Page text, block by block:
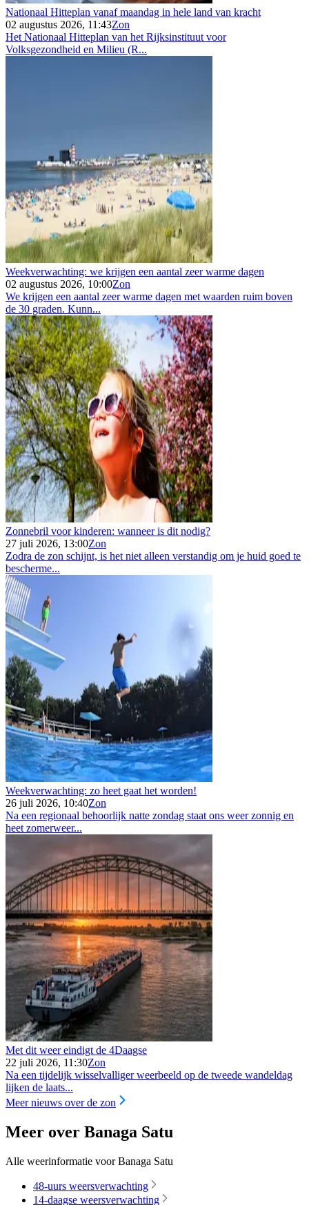
Nationaal Hitteplan vanaf maandag in hele land van kracht
02 augustus 2026, 11:43Zon
Het Nationaal Hitteplan van het Rijksinstituut voor
Volksgezondheid en Milieu (R...
Weekverwachting: we krijgen een aantal zeer warme dagen
02 augustus 2026, 10:00Zon
We krijgen een aantal zeer warme dagen met waarden ruim boven
de 30 graden. Kunn...
Zonnebril voor kinderen: wanneer is dit nodig?
27 juli 2026, 13:00Zon
Zodra de zon schijnt, is het niet alleen verstandig om je huid goed te
bescherme...
Weekverwachting: zo heet gaat het worden!
26 juli 2026, 10:40Zon
Na een regionaal behoorlijk natte zondag staat ons weer zonnig en
heet zomerweer...
Met dit weer eindigt de 4Daagse
22 juli 2026, 11:30Zon
Na een tijdelijk wisselvalliger weerbeeld op de tweede wandeldag
lijken de laats...
Meer nieuws over de zon
Meer over Banaga Satu
Alle weerinformatie voor Banaga Satu
48-uurs weersverwachting
14-daagse weersverwachting